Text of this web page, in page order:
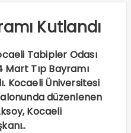
Kutlandı
Tabipler Odası
Mart Tıp Bayramı
Kocaeli Üniversitesi
düzenlenen
Kocaeli